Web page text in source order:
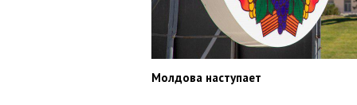
Молдова наступает